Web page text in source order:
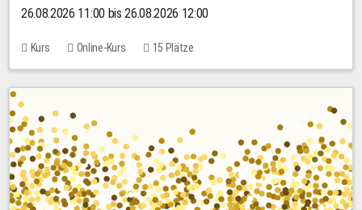
26.08.2026 11:00 bis 26.08.2026 12:00
Kurs Online-Kurs 15 Plätze